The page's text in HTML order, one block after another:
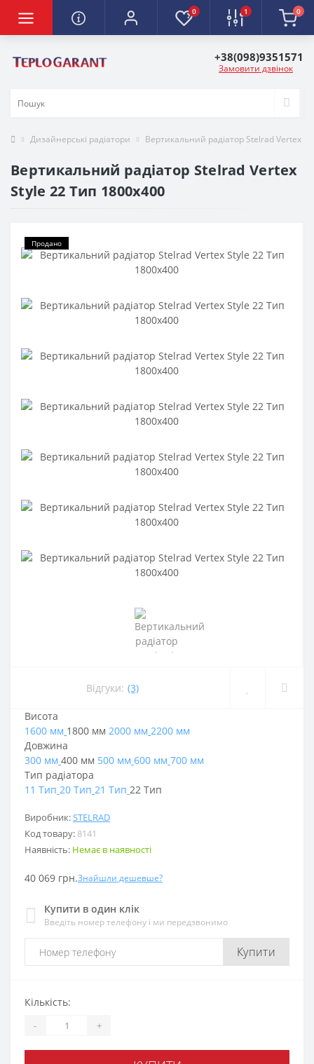
0 1 0
+38(098)9351571
Замовити дзвінок
Дизайнерські радіатори Вертикальний радіатор Stelrad Vertex
Вертикальний радіатор Stelrad Vertex
Style 22 Тип 1800х400
Продано
Відгуки: (3)
Виробник:STELRAD
Код товару: 8141
Наявність: Немає в наявності
40 069 грн.Знайшли дешевше?
Купити в один клік
Введіть номер телефону і ми передзвонимо
Купити
Висота
1600 мм 1800 мм 2000 мм 2200 мм
Довжина
300 мм 400 мм 500 мм 600 мм 700 мм
Тип радіатора
11 Тип 20 Тип 21 Тип 22 Тип
Кількість:
- +